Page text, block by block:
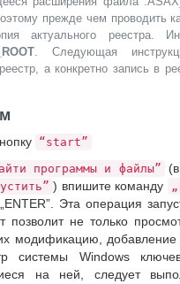
прежде чем проводить
актуального реестра.
. Следующая
а конкретно запись в
“start”
программы и файлы”
) впишите команду
Эта операция
позволит не только
модификацию,
системы Windows
на ней, следует